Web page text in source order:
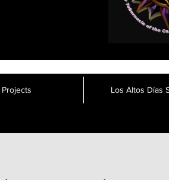
Projects Los Altos Días